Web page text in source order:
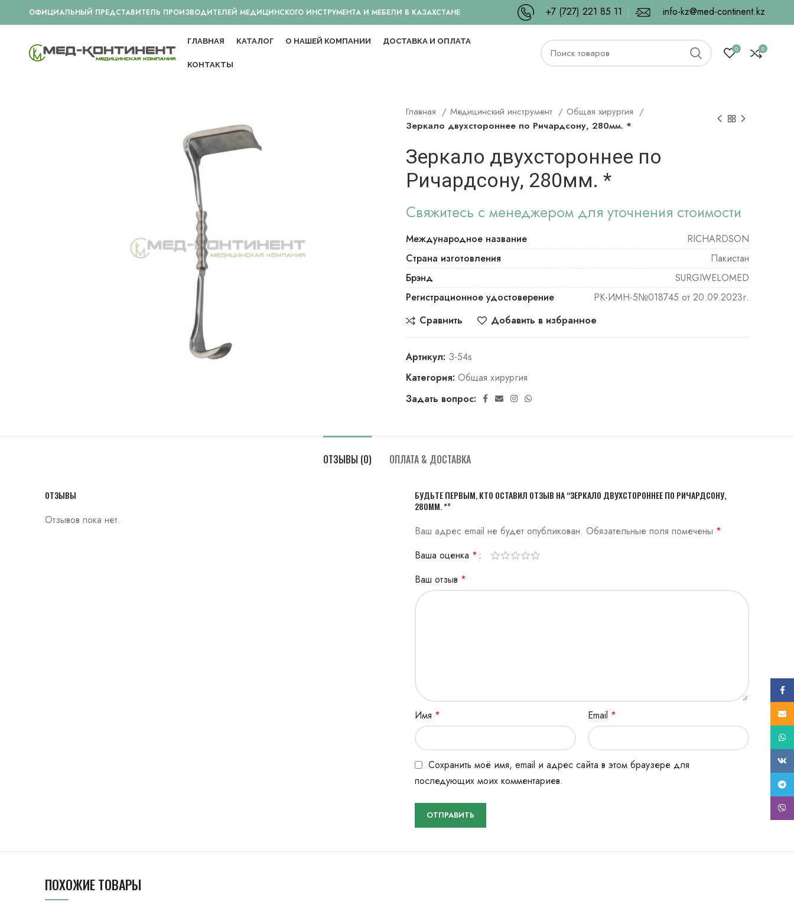
ОФИЦИАЛЬНЫЙ ПРЕДСТАВИТЕЛЬ ПРОИЗВОДИТЕЛЕЙ МЕДИЦИНСКОГО ИНСТРУМЕНТА И МЕБЕЛИ В КАЗАХСТАНЕ +7 (727) 221 85 11 info-kz@med-continent.kz
ГЛАВНАЯ КАТАЛОГ О НАШЕЙ КОМПАНИИ ДОСТАВКА И ОПЛАТА
КОНТАКТЫ
0 0
Главная Медицинский инструмент
Общая хирургия
Зеркало двухстороннее по Ричардсону, 280мм. *
Зеркало двухстороннее по
Ричардсону, 280мм. *
Свяжитесь с менеджером для уточнения стоимости
Международное название
RICHARDSON
Страна изготовления
Пакистан
Брэнд
SURGIWELOMED
Регистрационное удостоверение
РК-ИМН-5№018745 от 20.09.2023г.
Сравнить
Добавить в избранное
Артикул: З-54s
Категория: Общая хирургия
Задать вопрос:
ОТЗЫВЫ (0) ОПЛАТА & ДОСТАВКА
ОТЗЫВЫ
Отзывов пока нет.
БУДЬТЕ ПЕРВЫМ, КТО ОСТАВИЛ ОТЗЫВ НА “ЗЕРКАЛО ДВУХСТОРОННЕЕ ПО РИЧАРДСОНУ,
280ММ. *”
Ваш адрес email не будет опубликован. Обязательные поля помечены *
Ваша оценка *
Ваш отзыв *
Имя * Email *
Сохранить моё имя, email и адрес сайта в этом браузере для
последующих моих комментариев.
ПОХОЖИЕ ТОВАРЫ
E-mail
ВК
Viber